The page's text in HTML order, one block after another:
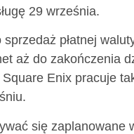
29 września.
płatnej
aż do zakończenia
Enix pracuje
się